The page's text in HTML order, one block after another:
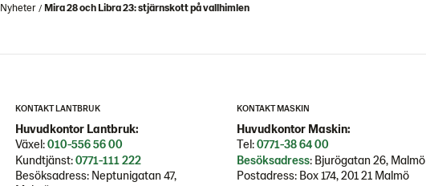
Nyheter Mira 28 och Libra 23: stjärnskott på vallhimlen
KONTAKT LANTBRUK
Huvudkontor Lantbruk:
Växel:010-556 56 00
Kundtjänst:0771-111 222
Besöksadress: Neptunigatan 47,
KONTAKT MASKIN
Huvudkontor Maskin:
Tel:0771-38 64 00
Besöksadress: Bjurögatan 26, Malmö
Postadress: Box 174, 201 21 Malmö